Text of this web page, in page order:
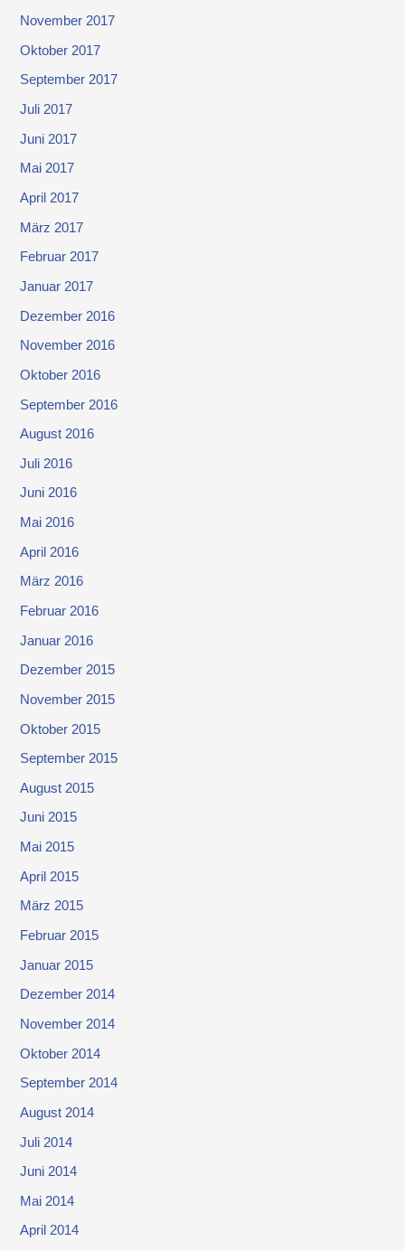
November 2017
Oktober 2017
September 2017
Juli 2017
Juni 2017
Mai 2017
April 2017
März 2017
Februar 2017
Januar 2017
Dezember 2016
November 2016
Oktober 2016
September 2016
August 2016
Juli 2016
Juni 2016
Mai 2016
April 2016
März 2016
Februar 2016
Januar 2016
Dezember 2015
November 2015
Oktober 2015
September 2015
August 2015
Juni 2015
Mai 2015
April 2015
März 2015
Februar 2015
Januar 2015
Dezember 2014
November 2014
Oktober 2014
September 2014
August 2014
Juli 2014
Juni 2014
Mai 2014
April 2014